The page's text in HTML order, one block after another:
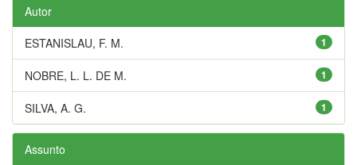
Autor
1
ESTANISLAU, F. M.
1
NOBRE, L. L. DE M.
1
SILVA, A. G.
Assunto